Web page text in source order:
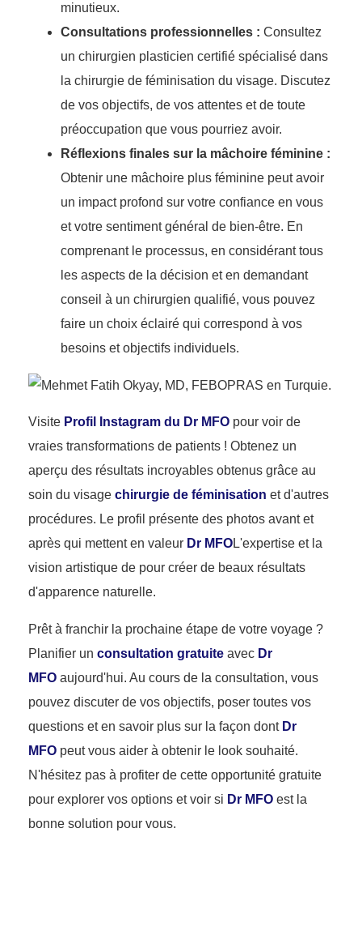
minutieux.
Consultations professionnelles : Consultez
un chirurgien plasticien certifié spécialisé dans
la chirurgie de féminisation du visage. Discutez
de vos objectifs, de vos attentes et de toute
préoccupation que vous pourriez avoir.
Réflexions finales sur la mâchoire féminine :
Obtenir une mâchoire plus féminine peut avoir
un impact profond sur votre confiance en vous
et votre sentiment général de bien-être. En
comprenant le processus, en considérant tous
les aspects de la décision et en demandant
conseil à un chirurgien qualifié, vous pouvez
faire un choix éclairé qui correspond à vos
besoins et objectifs individuels.
Visite Profil Instagram du Dr MFO pour voir de
vraies transformations de patients ! Obtenez un
aperçu des résultats incroyables obtenus grâce au
soin du visage chirurgie de féminisation et d'autres
procédures. Le profil présente des photos avant et
après qui mettent en valeur Dr MFOL'expertise et la
vision artistique de pour créer de beaux résultats
d'apparence naturelle.
Prêt à franchir la prochaine étape de votre voyage ?
Planifier un consultation gratuite avec Dr
MFO aujourd'hui. Au cours de la consultation, vous
pouvez discuter de vos objectifs, poser toutes vos
questions et en savoir plus sur la façon dont Dr
MFO peut vous aider à obtenir le look souhaité.
N'hésitez pas à profiter de cette opportunité gratuite
pour explorer vos options et voir si Dr MFO est la
bonne solution pour vous.